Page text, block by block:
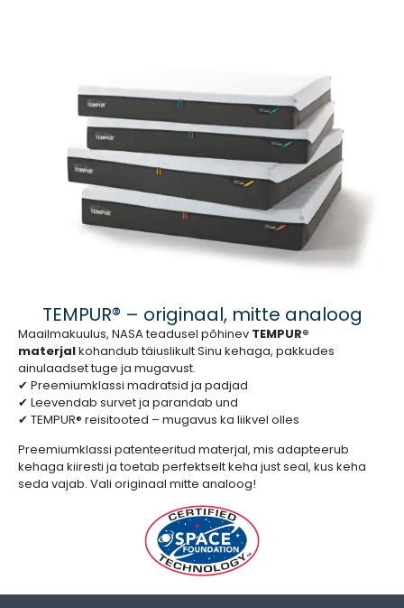
TEMPUR® – originaal, mitte analoog
Maailmakuulus, NASA teadusel põhinev TEMPUR®
materjalkohandub täiuslikult Sinu kehaga, pakkudes
ainulaadset tuge ja mugavust.
✔ Preemiumklassi madratsid ja padjad
✔ Leevendab survet ja parandab und
✔ TEMPUR® reisitooted – mugavus ka liikvel olles
Preemiumklassi patenteeritud materjal, mis adapteerub
kehaga kiiresti ja toetab perfektselt keha just seal, kus keha
seda vajab. Vali originaal mitte analoog!